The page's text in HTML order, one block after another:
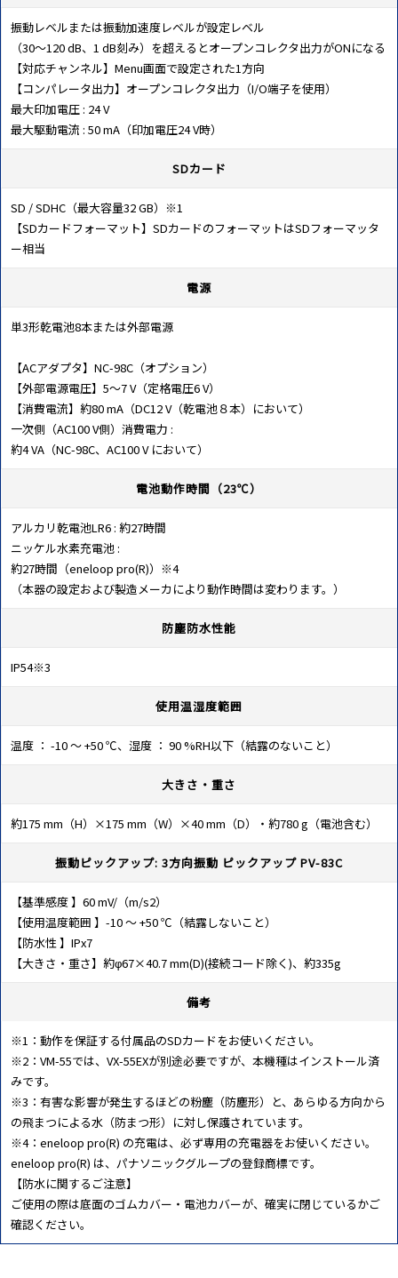
振動レベルまたは振動加速度レベルが設定レベル
（30～120 dB、1 dB刻み）を超えるとオープンコレクタ出力がONになる
【対応チャンネル】Menu画面で設定された1方向
【コンパレータ出力】オープンコレクタ出力（I/O端子を使用）
最大印加電圧 : 24 V
最大駆動電流 : 50 mA（印加電圧24 V時）
SDカード
SD / SDHC（最大容量32 GB）※1
【SDカードフォーマット】SDカードのフォーマットはSDフォーマッタ
ー相当
電源
単3形乾電池8本または外部電源
【ACアダプタ】NC-98C（オプション）
【外部電源電圧】5～7 V（定格電圧6 V）
【消費電流】約80 mA（DC12 V（乾電池８本）において）
一次側（AC100 V側）消費電力 :
約4 VA（NC-98C、AC100 V において）
電池動作時間（23℃）
アルカリ乾電池LR6 : 約27時間
ニッケル水素充電池 :
約27時間（eneloop pro(R)）※4
（本器の設定および製造メーカにより動作時間は変わります。）
防塵防水性能
IP54※3
使用温湿度範囲
温度 ： -10 ～ +50 ℃、湿度 ： 90 %RH以下（結露のないこと）
大きさ・重さ
約175 mm（H）×175 mm（W）×40 mm（D）・約780 g（電池含む）
振動ピックアップ: 3方向振動 ピックアップ PV-83C
【基準感度 】60 mV/（m/s2）
【使用温度範囲 】-10 ～ +50 ℃（結露しないこと）
【防水性 】IPx7
【大きさ・重さ】約φ67×40.7 mm(D)(接続コード除く)、約335g
備考
※1：動作を保証する付属品のSDカードをお使いください。
※2：VM-55では、VX-55EXが別途必要ですが、本機種はインストール済
みです。
※3：有害な影響が発生するほどの粉塵（防塵形）と、あらゆる方向から
の飛まつによる水（防まつ形）に対し保護されています。
※4：eneloop pro(R) の充電は、必ず専用の充電器をお使いください。
eneloop pro(R) は、パナソニックグループの登録商標です。
【防水に関するご注意】
ご使用の際は底面のゴムカバー・電池カバーが、確実に閉じているかご
確認ください。